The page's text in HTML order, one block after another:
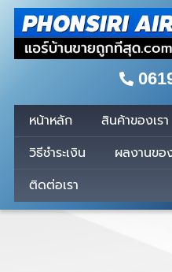
หน้าหลัก สินค้าของเรา
วิธีชำระเงิน
ผลงานขอ
ติดต่อเรา